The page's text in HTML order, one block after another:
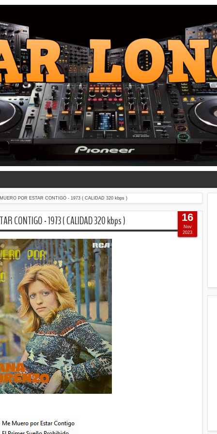
POR ESTAR CONTIGO - 1973 ( CALIDAD 320 kbps )
CONTIGO - 1973 ( CALIDAD 320 kbps ) 16
Nov
2023